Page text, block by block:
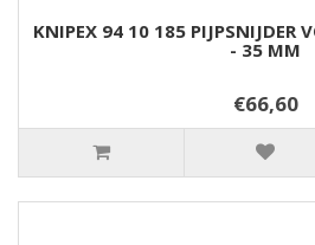
KNIPEX 94 10 185 PIJPSNIJDER
- 35 MM
€66,60